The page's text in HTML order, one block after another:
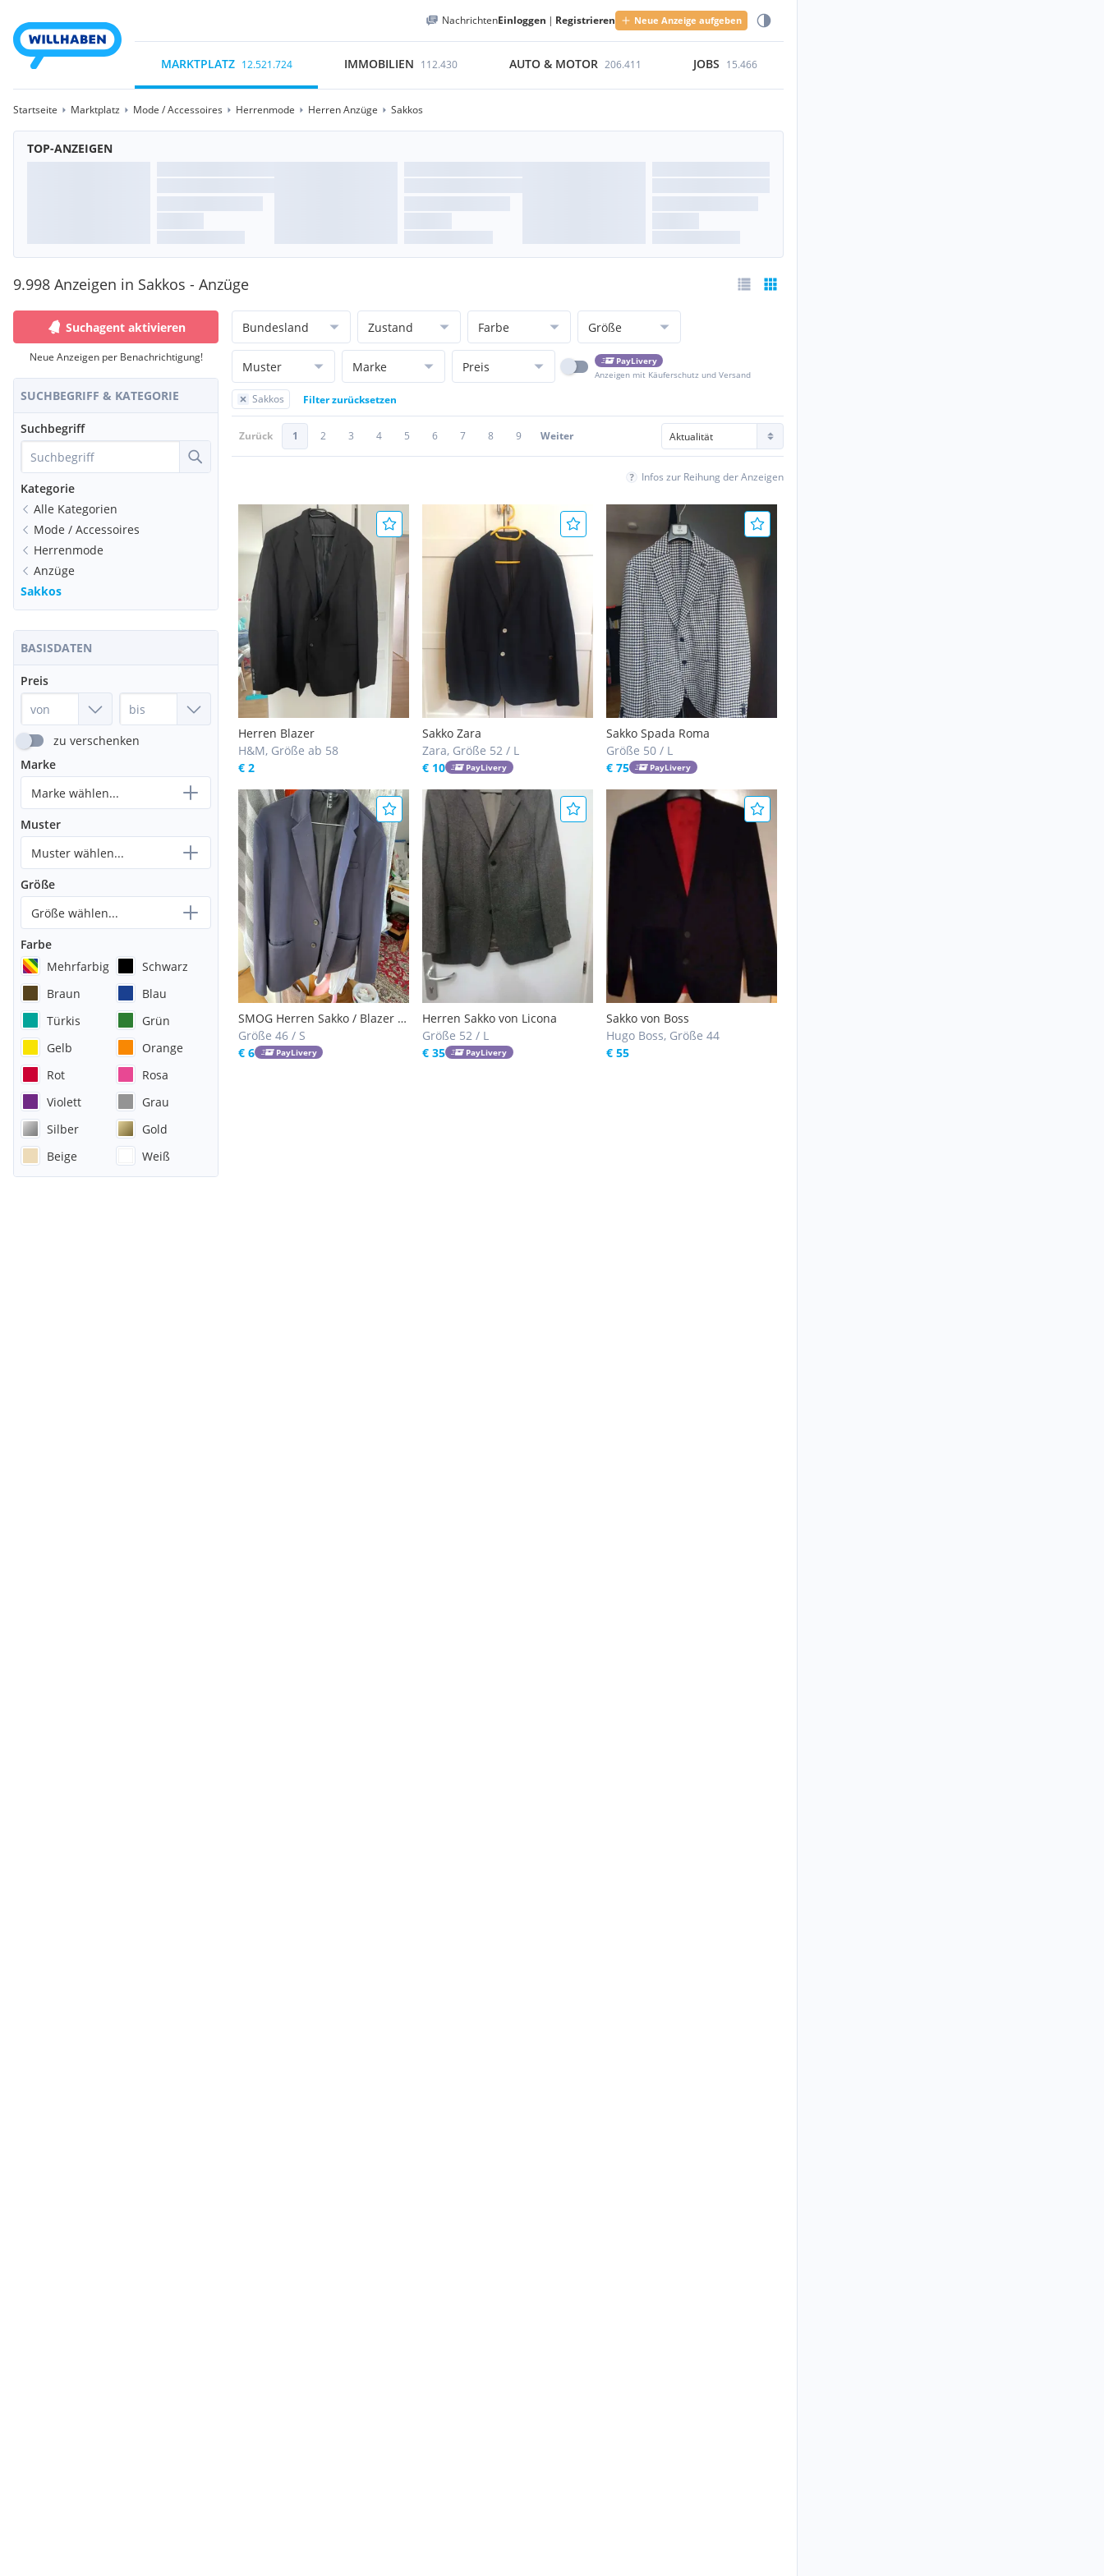
NachrichtenEinloggen | Registrieren Neue Anzeige aufgeben
MARKTPLATZ 12.521.724 IMMOBILIEN 112.430 AUTO & MOTOR 206.411 JOBS 15.466
Startseite Marktplatz Mode / Accessoires Herrenmode Herren Anzüge Sakkos
TOP-ANZEIGEN
9.998 Anzeigen in Sakkos - Anzüge
Suchagent aktivieren
Neue Anzeigen per Benachrichtigung!
SUCHBEGRIFF & KATEGORIE
Suchbegriff
Kategorie
Alle Kategorien
Mode / Accessoires
Herrenmode
Anzüge
Sakkos
BASISDATEN
Preis
zu verschenken
Marke
Marke wählen...
Muster
Muster wählen...
Größe
Größe wählen...
Farbe
Mehrfarbig
Schwarz
Braun
Blau
Türkis
Grün
Gelb
Orange
Rot
Rosa
Violett
Grau
Silber
Gold
Beige
Weiß
Bundesland Zustand Farbe Größe
Muster Marke Preis
PayLivery
Anzeigen mit Käuferschutz und Versand
Sakkos Filter zurücksetzen
Zurück 1 2 3 4 5 6 7 8 9 Weiter
Infos zur Reihung der Anzeigen
Herren Blazer
H&M, Größe ab 58
€ 2
Sakko Zara
Zara, Größe 52 / L
€ 10
PayLivery
Sakko Spada Roma
Größe 50 / L
€ 75
PayLivery
SMOG Herren Sakko / Blazer -
Dunkelblau - Gr. S
Größe 46 / S
€ 6
PayLivery
Herren Sakko von Licona
Größe 52 / L
€ 35
PayLivery
Sakko von Boss
Hugo Boss, Größe 44
€ 55